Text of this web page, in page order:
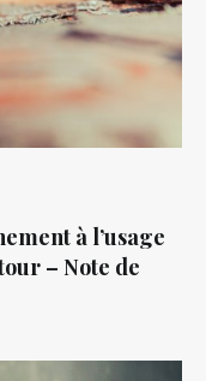
à l’usage
– Note de